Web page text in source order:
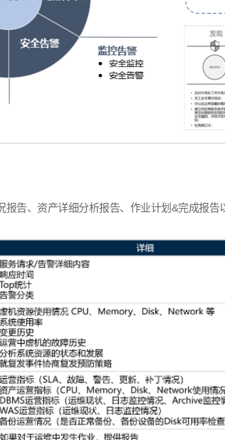
告、资产详细分析报告、作业计划 &完成报告